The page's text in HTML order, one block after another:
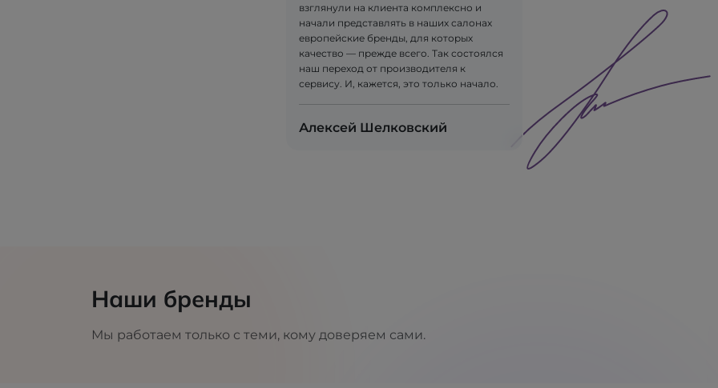
взглянули на клиента комплексно и
начали представлять в наших салонах
европейские бренды, для которых
качество — прежде всего. Так состоялся
наш переход от производителя к
сервису. И, кажется, это только начало.
Алексей Шелковский
Наши бренды
Мы работаем только с теми, кому доверяем сами.